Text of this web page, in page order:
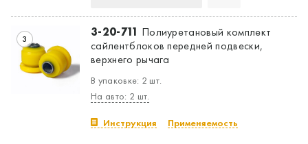
3 3-20-711 Полиуретановый комплект
сайлентблоков передней подвески,
верхнего рычага
В упаковке: 2 шт.
На авто: 2 шт.
Инструкция Применяемость